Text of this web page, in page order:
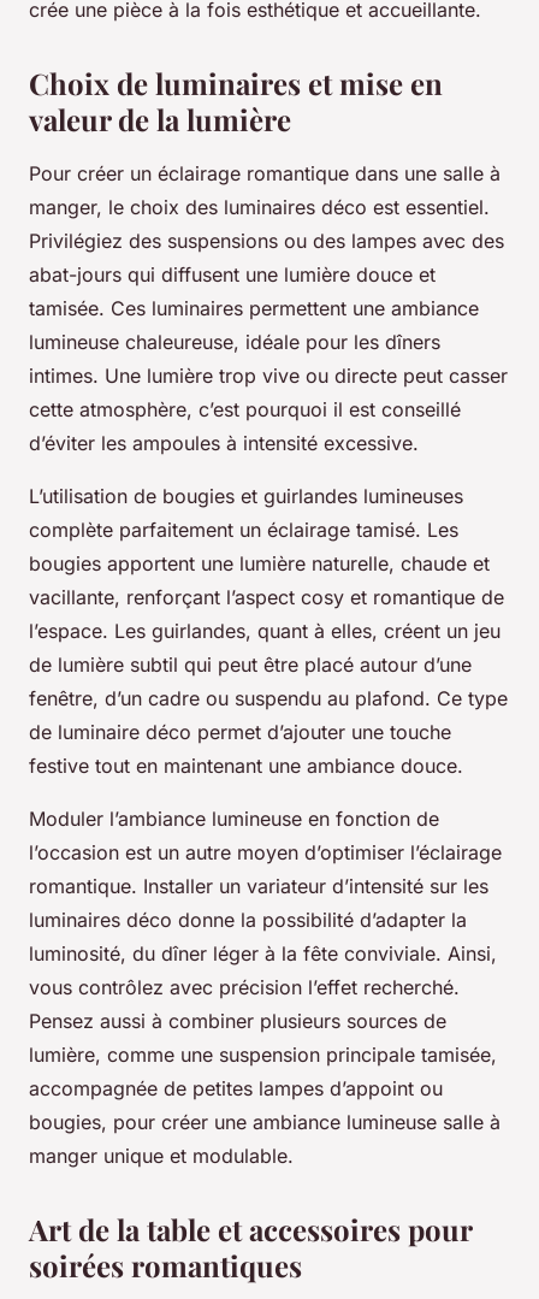
crée une pièce à la fois esthétique et accueillante.
Choix de luminaires et mise en
valeur de la lumière
Pour créer un éclairage romantique dans une salle à
manger, le choix des luminaires déco est essentiel.
Privilégiez des suspensions ou des lampes avec des
abat-jours qui diffusent une lumière douce et
tamisée. Ces luminaires permettent une ambiance
lumineuse chaleureuse, idéale pour les dîners
intimes. Une lumière trop vive ou directe peut casser
cette atmosphère, c’est pourquoi il est conseillé
d’éviter les ampoules à intensité excessive.
L’utilisation de bougies et guirlandes lumineuses
complète parfaitement un éclairage tamisé. Les
bougies apportent une lumière naturelle, chaude et
vacillante, renforçant l’aspect cosy et romantique de
l’espace. Les guirlandes, quant à elles, créent un jeu
de lumière subtil qui peut être placé autour d’une
fenêtre, d’un cadre ou suspendu au plafond. Ce type
de luminaire déco permet d’ajouter une touche
festive tout en maintenant une ambiance douce.
Moduler l’ambiance lumineuse en fonction de
l’occasion est un autre moyen d’optimiser l’éclairage
romantique. Installer un variateur d’intensité sur les
luminaires déco donne la possibilité d’adapter la
luminosité, du dîner léger à la fête conviviale. Ainsi,
vous contrôlez avec précision l’effet recherché.
Pensez aussi à combiner plusieurs sources de
lumière, comme une suspension principale tamisée,
accompagnée de petites lampes d’appoint ou
bougies, pour créer une ambiance lumineuse salle à
manger unique et modulable.
Art de la table et accessoires pour
soirées romantiques